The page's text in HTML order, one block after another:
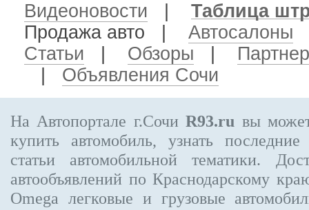
Видеоновости
Таблица
Продажа авто
Автосалоны
Статьи
Обзоры
Объявления Сочи
На Автопортале г.СочиR93.ru вы
купить автомобиль, узнать
статьи автомобильной тематики.
автообъявлений по Краснодарскому
Omega легковые и грузовые